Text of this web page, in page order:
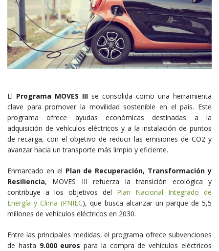
El Programa MOVES III se consolida como una herramienta
clave para promover la movilidad sostenible en el país. Este
programa ofrece ayudas económicas destinadas a la
adquisición de vehículos eléctricos y a la instalación de puntos
de recarga, con el objetivo de reducir las emisiones de CO2 y
avanzar hacia un transporte más limpio y eficiente.
Enmarcado en el Plan de Recuperación, Transformación y
Resiliencia, MOVES III refuerza la transición ecológica y
contribuye a los objetivos del Plan Nacional Integrado de
Energía y Clima (PNIEC), que busca alcanzar un parque de 5,5
millones de vehículos eléctricos en 2030.
Entre las principales medidas, el programa ofrece subvenciones
de hasta 9.000 euros para la compra de vehículos eléctricos